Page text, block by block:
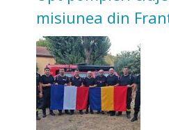
misiunea din
incendii de